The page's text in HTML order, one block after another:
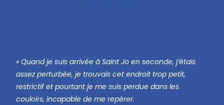
« Quand je suis arrivée à Saint Jo en seconde, j’étais
assez perturbée, je trouvais cet endroit trop petit,
restrictif et pourtant je me suis perdue dans les
couloirs, incapable de me repérer.